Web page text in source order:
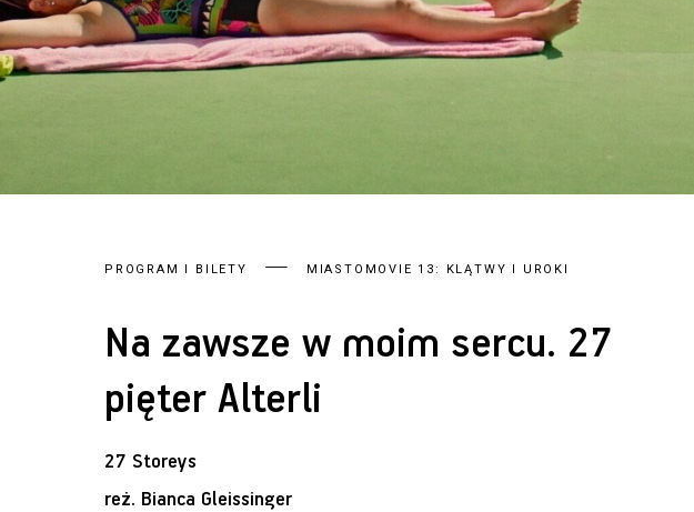
PROGRAM I BILETY MIASTOMOVIE 13: KLĄTWY I UROKI
Na zawsze w moim sercu. 27
pięter Alterli
27 Storeys
reż. Bianca Gleissinger